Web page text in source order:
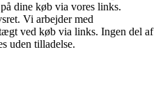
dine køb via vores links.
Vi arbejder med
ved køb via links. Ingen del af
uden tilladelse.